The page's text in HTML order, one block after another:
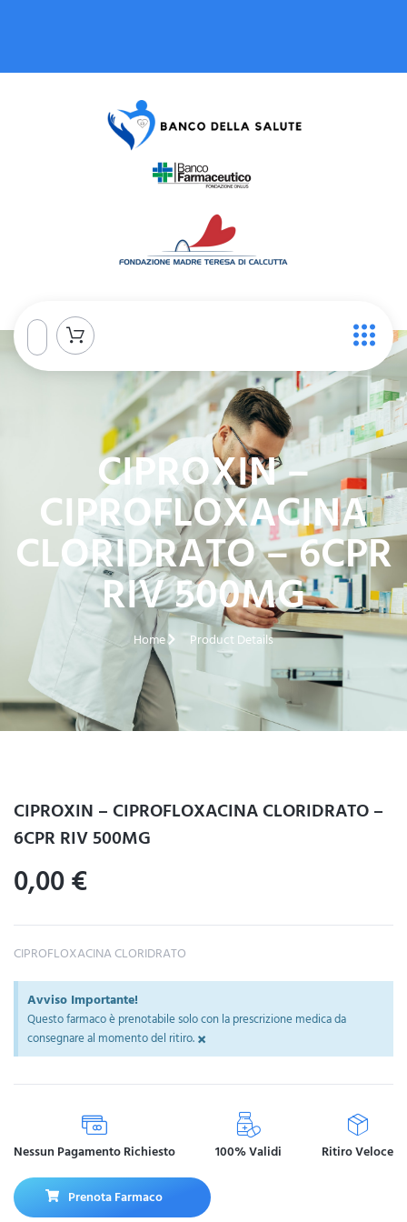
CIPROXIN –
CIPROFLOXACINA
CLORIDRATO – 6CPR
RIV 500MG
Home Product Details
CIPROXIN – CIPROFLOXACINA CLORIDRATO –
6CPR RIV 500MG
0,00€
CIPROFLOXACINA CLORIDRATO
Avviso Importante!
Questo farmaco è prenotabile solo con la prescrizione medica da
consegnare al momento del ritiro.×
Nessun Pagamento Richiesto 100% Validi Ritiro Veloce
Prenota Farmaco